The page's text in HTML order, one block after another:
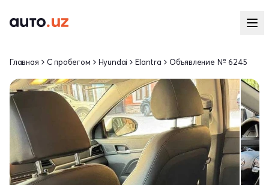
Главная С пробегом Hyundai Elantra Объявление № 6245